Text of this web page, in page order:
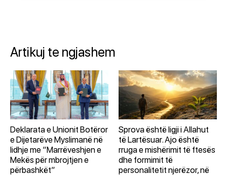
Artikuj te ngjashem
Deklarata e Unionit Botëror
e Dijetarëve Myslimanë në
lidhje me “Marrëveshjen e
Mekës për mbrojtjen e
përbashkët”
Sprova është ligji i Allahut
të Lartësuar. Ajo është
rruga e mishërimit të ftesës
dhe formimit të
personalitetit njerëzor, në